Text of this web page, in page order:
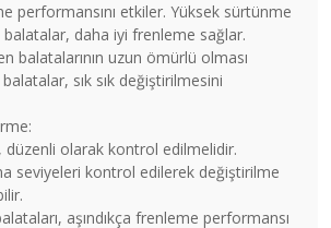
performansını etkiler. Yüksek sürtünme
balatalar, daha iyi frenleme sağlar.
balatalarının uzun ömürlü olması
sık sık değiştirilmesini
düzenli olarak kontrol edilmelidir.
seviyeleri kontrol edilerek değiştirilme
aşındıkça frenleme performansı